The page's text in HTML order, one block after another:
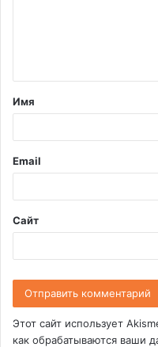
т
а
й
*
Имя
Email
Сайт
Этот сайт использует
как обрабатываются ваши